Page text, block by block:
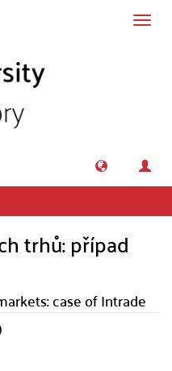
trhů: případ
case of Intrade